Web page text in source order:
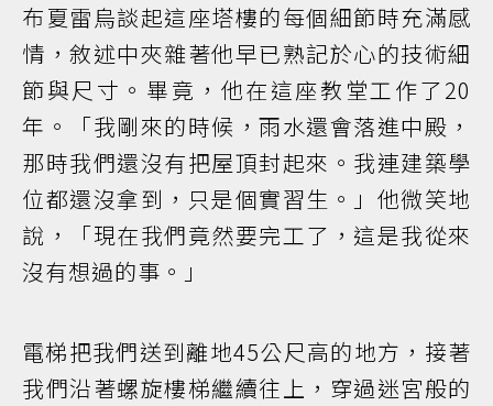
布夏雷烏談起這座塔樓的每個細節時充滿感
情，敘述中夾雜著他早已熟記於心的技術細
節與尺寸。畢竟，他在這座教堂工作了20
年。「我剛來的時候，雨水還會落進中殿，
那時我們還沒有把屋頂封起來。我連建築學
位都還沒拿到，只是個實習生。」他微笑地
說，「現在我們竟然要完工了，這是我從來
沒有想過的事。」
電梯把我們送到離地45公尺高的地方，接著
我們沿著螺旋樓梯繼續往上，穿過迷宮般的